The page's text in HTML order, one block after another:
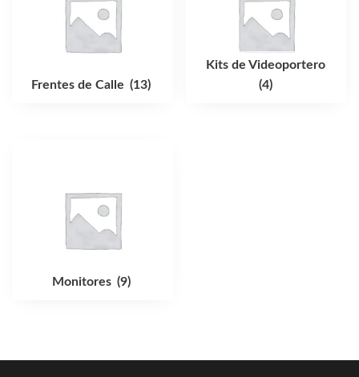
Frentes de Calle (13)
Kits de Videoportero
(4)
Monitores (9)